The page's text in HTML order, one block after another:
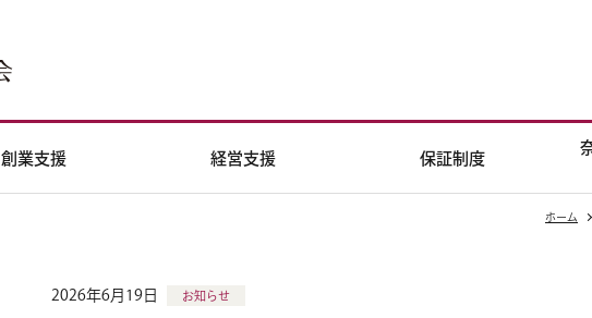
創業支援 経営支援 保証制度
ホーム
2026年6月19日 お知らせ